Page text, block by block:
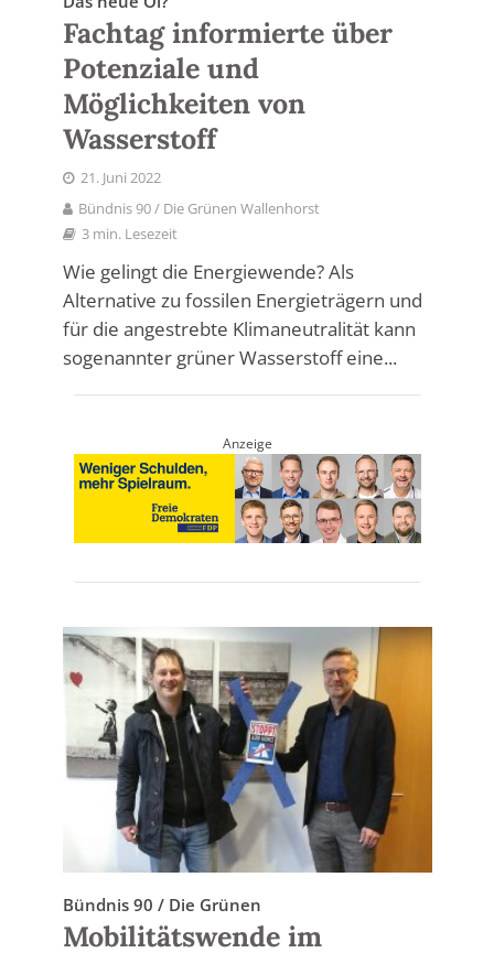
Fachtag informierte über
Potenziale und
Möglichkeiten von
Wasserstoff
21. Juni 2022
Bündnis 90 / Die Grünen Wallenhorst
3 min. Lesezeit
Wie gelingt die Energiewende? Als
Alternative zu fossilen Energieträgern und
für die angestrebte Klimaneutralität kann
sogenannter grüner Wasserstoff eine...
Anzeige
Bündnis 90 / Die Grünen
Mobilitätswende im